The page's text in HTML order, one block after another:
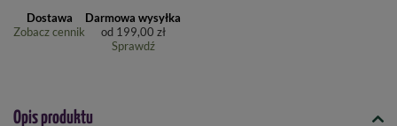
Dostawa
Zobacz cennik
Darmowa wysyłka
od 199,00 zł
Sprawdź
Opis produktu